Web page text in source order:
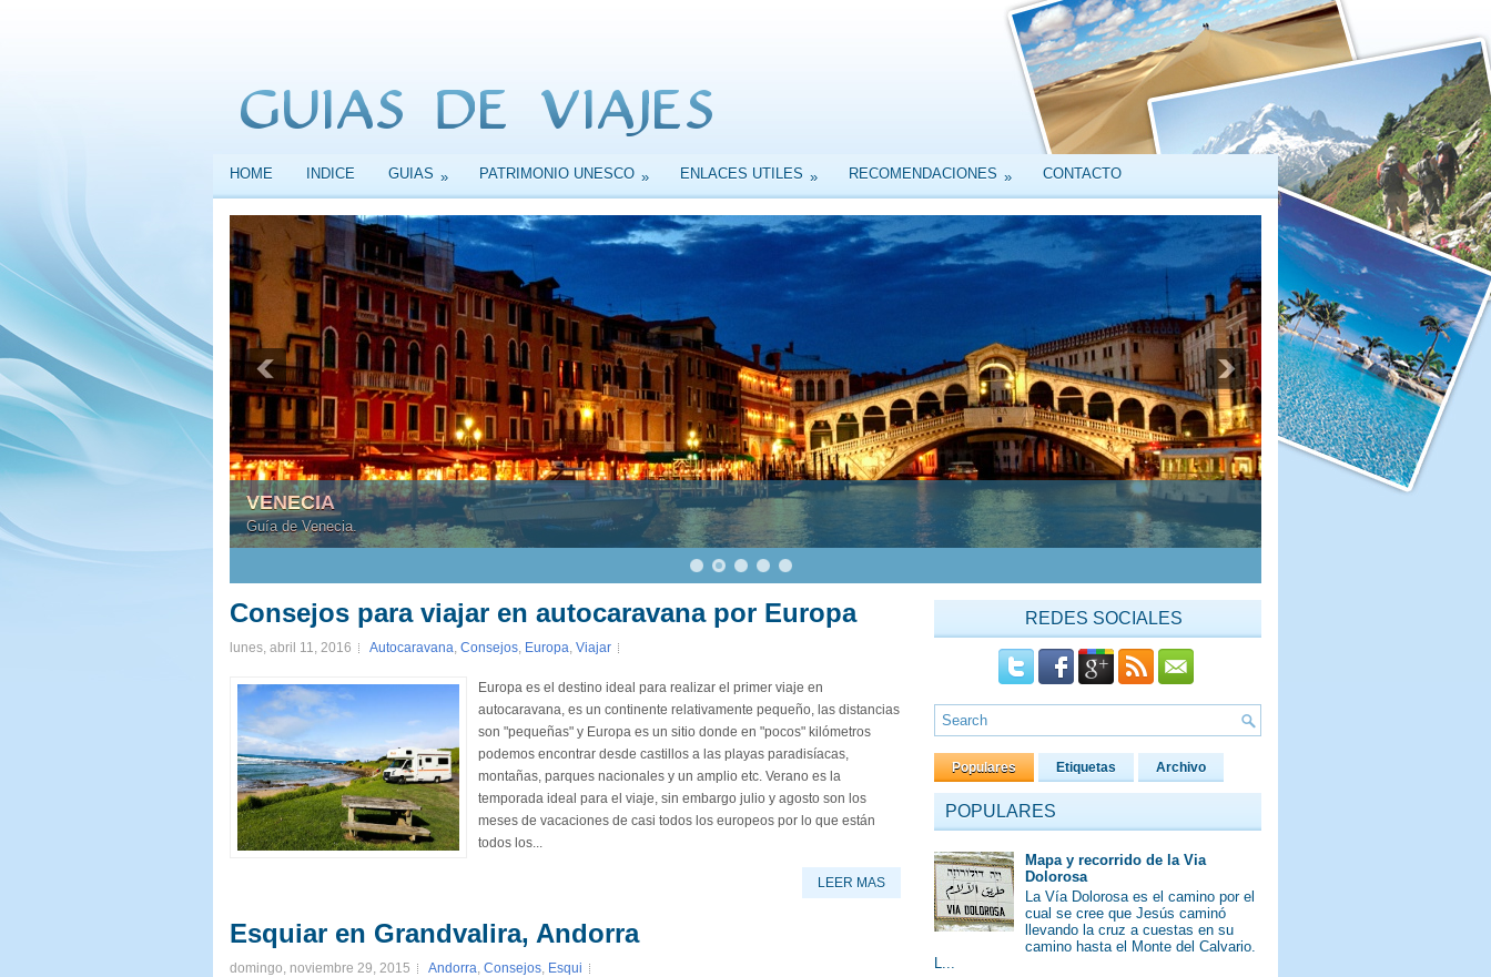
HOME INDICE GUIAS » PATRIMONIO UNESCO » ENLACES UTILES » RECOMENDACIONES » CONTACTO
VENECIA
Guía de Venecia.
Consejos para viajar en autocaravana por Europa
lunes, abril 11, 2016 Autocaravana, Consejos, Europa, Viajar
Europa es el destino ideal para realizar el primer viaje en
autocaravana, es un continente relativamente pequeño, las distancias
son "pequeñas" y Europa es un sitio donde en "pocos" kilómetros
podemos encontrar desde castillos a las playas paradisíacas,
montañas, parques nacionales y un amplio etc. Verano es la
temporada ideal para el viaje, sin embargo julio y agosto son los
meses de vacaciones de casi todos los europeos por lo que están
todos los...
LEER MAS
Esquiar en Grandvalira, Andorra
domingo, noviembre 29, 2015 Andorra, Consejos, Esqui
REDES SOCIALES
Populares Etiquetas Archivo
POPULARES
Mapa y recorrido de la Via
Dolorosa
La Vía Dolorosa es el camino por el
cual se cree que Jesús caminó
llevando la cruz a cuestas en su
camino hasta el Monte del Calvario.
L...